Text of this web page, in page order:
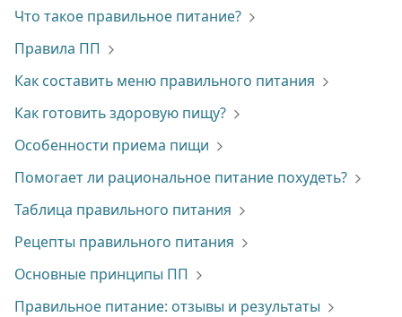
Что такое правильное питание?
Правила ПП
Как составить меню правильного питания
Как готовить здоровую пищу?
Особенности приема пищи
Помогает ли рациональное питание похудеть?
Таблица правильного питания
Рецепты правильного питания
Основные принципы ПП
Правильное питание: отзывы и результаты